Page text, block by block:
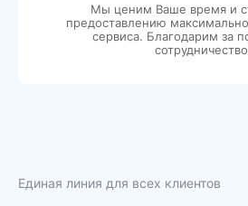
Мы ценим Ваше время и
предоставлению
сервиса. Благодарим за
Единая линия для всех клиентов